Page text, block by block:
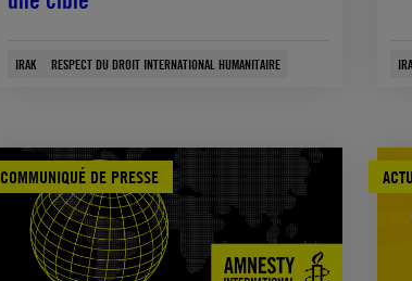
IRAK RESPECT DU DROIT INTERNATIONAL HUMANITAIRE
COMMUNIQUÉ DE PRESSE